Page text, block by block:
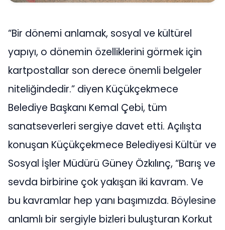
“Bir dönemi anlamak, sosyal ve kültürel
yapıyı, o dönemin özelliklerini görmek için
kartpostallar son derece önemli belgeler
niteliğindedir.” diyen Küçükçekmece
Belediye Başkanı Kemal Çebi, tüm
sanatseverleri sergiye davet etti. Açılışta
konuşan Küçükçekmece Belediyesi Kültür ve
Sosyal İşler Müdürü Güney Özkılınç, “Barış ve
sevda birbirine çok yakışan iki kavram. Ve
bu kavramlar hep yanı başımızda. Böylesine
anlamlı bir sergiyle bizleri buluşturan Korkut